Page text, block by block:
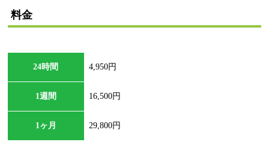
料金
24時間 4,950円
1週間 16,500円
1ヶ月 29,800円